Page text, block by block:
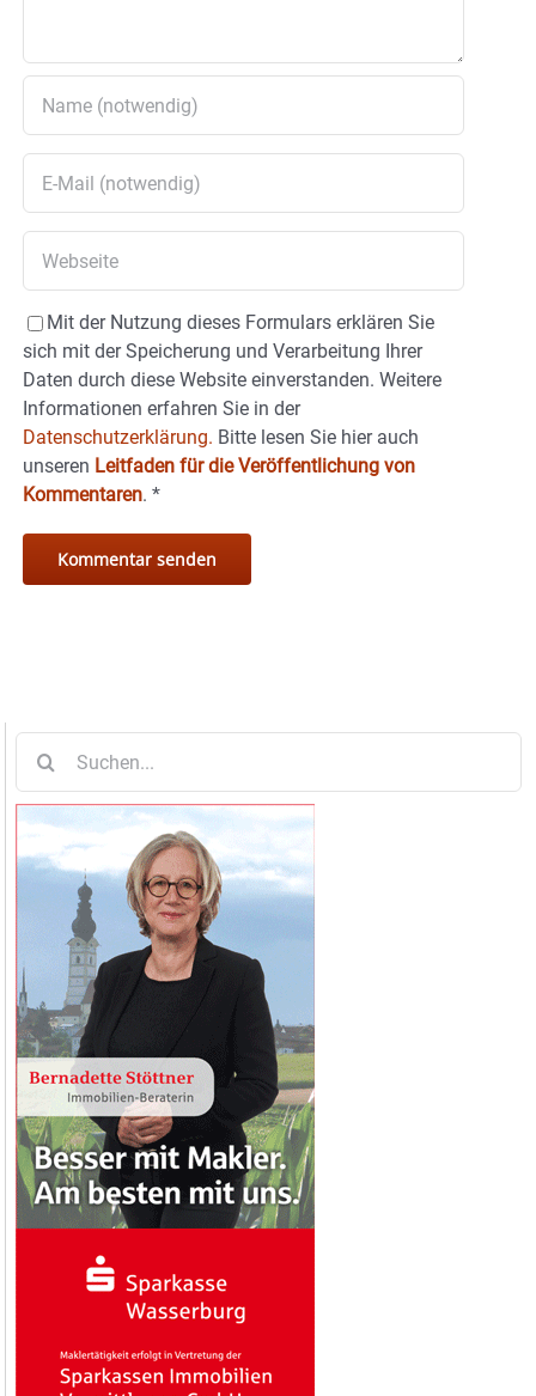
Mit der Nutzung dieses Formulars erklären Sie
sich mit der Speicherung und Verarbeitung Ihrer
Daten durch diese Website einverstanden. Weitere
Informationen erfahren Sie in der
Datenschutzerklärung. Bitte lesen Sie hier auch
unseren Leitfaden für die Veröffentlichung von
Kommentaren. *
nach: